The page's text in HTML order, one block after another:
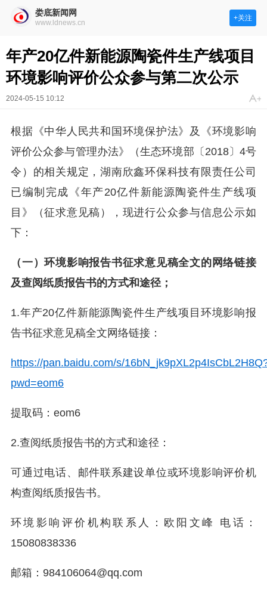
娄底新闻网
www.ldnews.cn
+关注
年产20亿件新能源陶瓷件生产线项目
环境影响评价公众参与第二次公示
2024-05-15 10:12
根据《中华人民共和国环境保护法》及《环境影响
评价公众参与管理办法》（生态环境部 〔 2018〕 4号
令）的相关规定，湖南欣鑫环保科技有限责任公司
已编制完成《年产20亿件新能源陶瓷件生产线项
目》（征求意见稿），现进行公众参与信息公示如
下：
（一）环境影响报告书征求意见稿全文的网络链接
及查阅纸质报告书的方式和途径；
1.年产20亿件新能源陶瓷件生产线项目环境影响报
告书征求意见稿全文网络链接：
https://pan.baidu.com/s/
pwd=eom6
提取码： eom6
2.查阅纸质报告书的方式和途径：
可通过电话、邮件联系建设单位或环境影响评价机
构查阅纸质报告书。
环境影响评价机构联系人：欧阳文峰 电话：
15080838336
邮箱：984106064@qq.com